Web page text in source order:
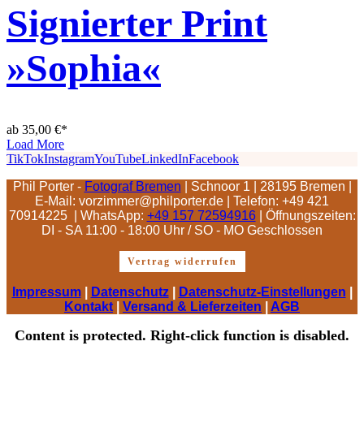
Signierter Print
»Sophia«
ab 35,00 €*
Load More
TikTokInstagramYouTubeLinkedInFacebook
Phil Porter - Fotograf Bremen | Schnoor 1 | 28195 Bremen |
E-Mail: vorzimmer@philporter.de | Telefon: +49 421
70914225 | WhatsApp: +49 157 72594916| Öffnungszeiten:
DI - SA 11:00 - 18:00 Uhr / SO - MO Geschlossen
Vertrag widerrufen
Impressum| Datenschutz| Datenschutz-Einstellungen
Kontakt
Versand & Lieferzeiten AGB
Content is protected. Right-click function is disabled.